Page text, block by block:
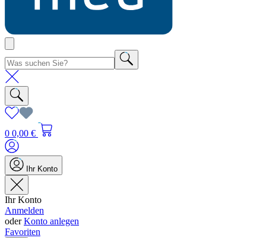
0 0,00 €
Ihr Konto
Ihr Konto
Anmelden
oderKonto anlegen
Favoriten